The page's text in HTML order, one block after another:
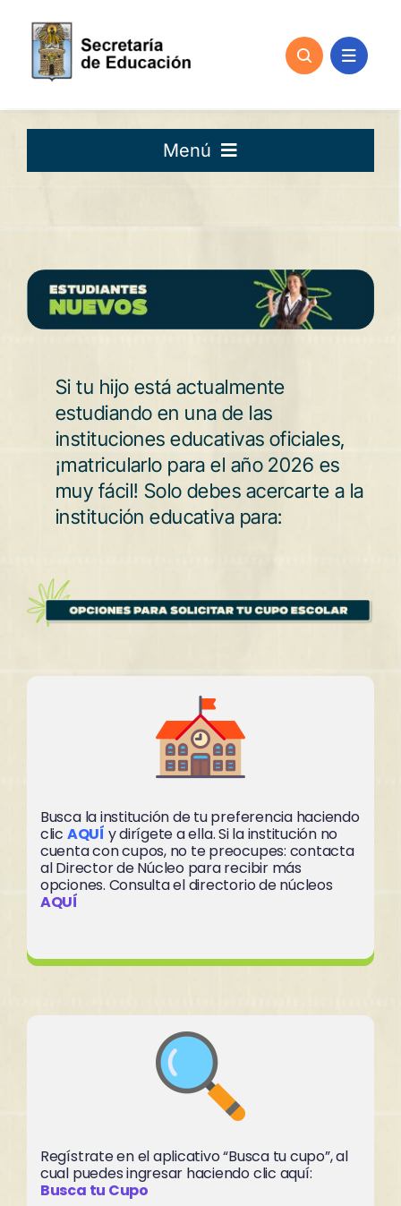
content
Menú
Estudiantes Nuevos
Estudiantes Antiguos
Busca Tu Colegio
Si tu hijo está actualmente
estudiando en una de las
instituciones educativas oficiales,
¡matricularlo para el año 2026 es
muy fácil! Solo debes acercarte a la
institución educativa para:
Busca la institución de tu preferencia haciendo
clic AQUÍ y dirígete a ella. Si la institución no
cuenta con cupos, no te preocupes: contacta
al Director de Núcleo para recibir más
opciones. Consulta el directorio de núcleos
AQUÍ
Regístrate en el aplicativo “Busca tu cupo”, al
cual puedes ingresar haciendo clic aquí:
Busca tu Cupo